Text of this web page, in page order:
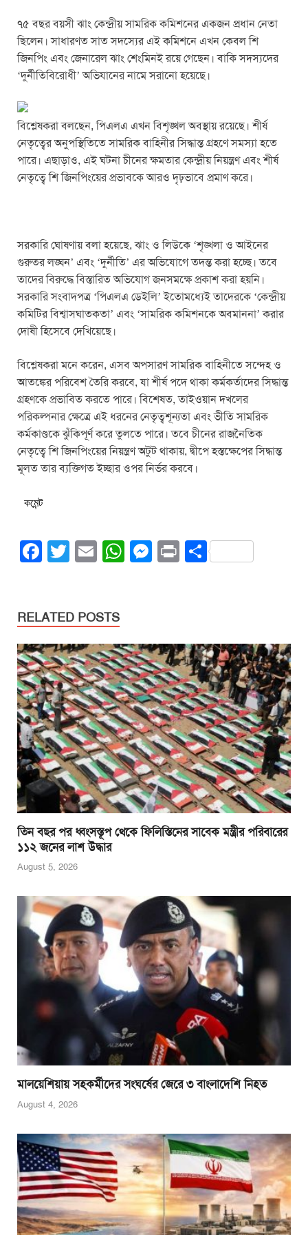
৭৫ বছর বয়সী ঝাং কেন্দ্রীয় সামরিক কমিশনের একজন প্রধান নেতা
ছিলেন। সাধারণত সাত সদস্যের এই কমিশনে এখন কেবল শি
জিনপিং এবং জেনারেল ঝাং শেংমিনই রয়ে গেছেন। বাকি সদস্যদের
‘দুর্নীতিবিরোধী’ অভিযানের নামে সরানো হয়েছে।
বিশ্লেষকরা বলছেন, পিএলএ এখন বিশৃঙ্খল অবস্থায় রয়েছে। শীর্ষ
নেতৃত্বের অনুপস্থিতিতে সামরিক বাহিনীর সিদ্ধান্ত গ্রহণে সমস্যা হতে
পারে। এছাড়াও, এই ঘটনা চীনের ক্ষমতার কেন্দ্রীয় নিয়ন্ত্রণ এবং শীর্ষ
নেতৃত্বে শি জিনপিংয়ের প্রভাবকে আরও দৃঢ়ভাবে প্রমাণ করে।
সরকারি ঘোষণায় বলা হয়েছে, ঝাং ও লিউকে ‘শৃঙ্খলা ও আইনের
গুরুতর লঙ্ঘন’ এবং ‘দুর্নীতি’ এর অভিযোগে তদন্ত করা হচ্ছে। তবে
তাদের বিরুদ্ধে বিস্তারিত অভিযোগ জনসমক্ষে প্রকাশ করা হয়নি।
সরকারি সংবাদপত্র ‘পিএলএ ডেইলি’ ইতোমধ্যেই তাদেরকে ‘কেন্দ্রীয়
কমিটির বিশ্বাসঘাতকতা’ এবং ‘সামরিক কমিশনকে অবমাননা’ করার
দোষী হিসেবে দেখিয়েছে।
বিশ্লেষকরা মনে করেন, এসব অপসারণ সামরিক বাহিনীতে সন্দেহ ও
আতঙ্কের পরিবেশ তৈরি করবে, যা শীর্ষ পদে থাকা কর্মকর্তাদের সিদ্ধান্ত
গ্রহণকে প্রভাবিত করতে পারে। বিশেষত, তাইওয়ান দখলের
পরিকল্পনার ক্ষেত্রে এই ধরনের নেতৃত্বশূন্যতা এবং ভীতি সামরিক
কর্মকাণ্ডকে ঝুঁকিপূর্ণ করে তুলতে পারে। তবে চীনের রাজনৈতিক
নেতৃত্বে শি জিনপিংয়ের নিয়ন্ত্রণ অটুট থাকায়, দ্বীপে হস্তক্ষেপের সিদ্ধান্ত
মূলত তার ব্যক্তিগত ইচ্ছার ওপর নির্ভর করবে।
কমেন্ট
F
e
b
o
o
k
T
er
E
W
A
p
p
M
n
g
er
Pr S
RELATED POSTS
তিন বছর পর ধ্বংসস্তূপ থেকে ফিলিস্তিনের সাবেক মন্ত্রীর পরিবারের
১১২ জনের লাশ উদ্ধার
August 5, 2026
মালয়েশিয়ায় সহকর্মীদের সংঘর্ষের জেরে ৩ বাংলাদেশি নিহত
August 4, 2026